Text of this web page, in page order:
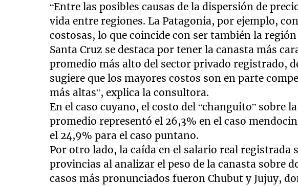
“Entre las posibles causas de la dispersión de
vida entre regiones. La Patagonia, por ejemplo,
costosas, lo que coincide con ser también la
Santa Cruz se destaca por tener la canasta más
promedio más alto del sector privado registrado,
sugiere que los mayores costos son en parte
más altas”, explica la consultora.
En el caso cuyano, el costo del “changuito” sobre
promedio representó el 26,3% en el caso
el 24,9% para el caso puntano.
Por otro lado, la caída en el salario real registrada
provincias al analizar el peso de la canasta sobre
casos más pronunciados fueron Chubut y Jujuy,